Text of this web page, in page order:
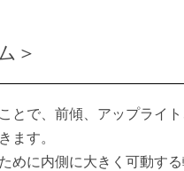
＞
とで、前傾、アップライ
ます。
めに内側に大きく可動す